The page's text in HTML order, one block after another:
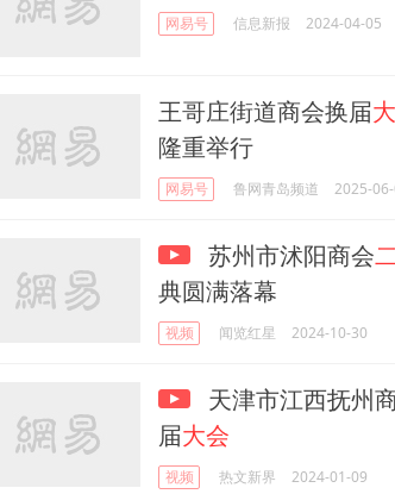
网易号 信息新报 2024-04-05
王哥庄街道商会换届
隆重举行
网易号 鲁网青岛频道 2025-
苏州市沭阳商会
典圆满落幕
视频 闻览红星 2024-10-30
天津市江西抚州
届大会
视频 热文新界 2024-01-09